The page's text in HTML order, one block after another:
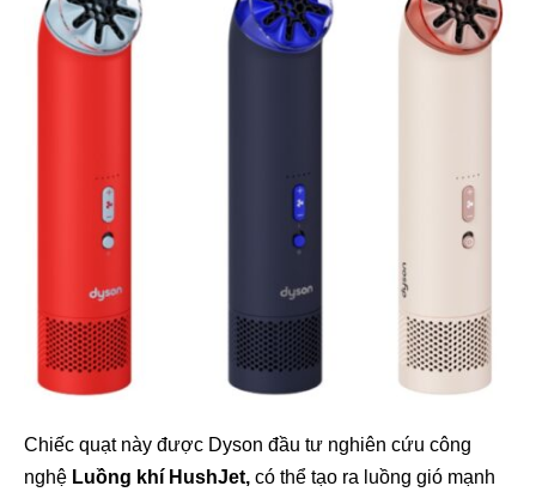
Chiếc quạt này được Dyson đầu tư nghiên cứu công
nghệ Luồng khí HushJet, có thể tạo ra luồng gió mạnh